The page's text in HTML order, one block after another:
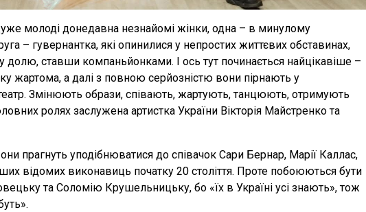
молоді донедавна незнайомі жінки, одна – в минулому
– гувернантка, які опинилися у непростих життєвих обставинах,
долю, ставши компаньйонками. І ось тут починається найцікавіше –
жартома, а далі з повною серйозністю вони пірнають у
Змінюють образи, співають, жартують, танцюють, отримують
ролях заслужена артистка України Вікторія Майстренко та
прагнуть уподібнюватися до співачок Сари Бернар, Марії Каллас,
відомих виконавиць початку 20 століття. Проте побоюються бути
та Соломію Крушельницьку, бо «їх в Україні усі знають», тож